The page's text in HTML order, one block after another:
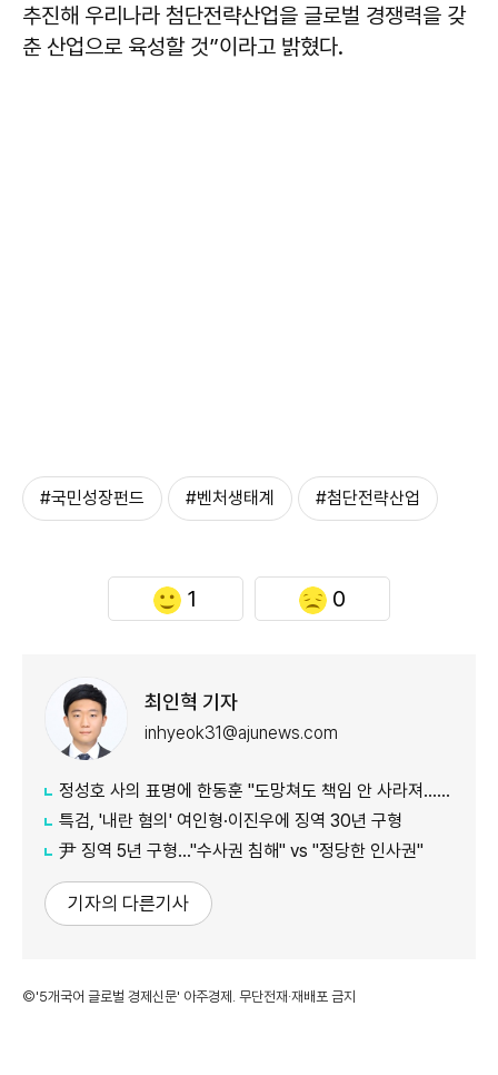
추진해 우리나라 첨단전략산업을 글로벌 경쟁력을 갖
춘 산업으로 육성할 것”이라고 밝혔다.
#국민성장펀드 #벤처생태계 #첨단전략산업
1 0
최인혁 기자
inhyeok31@ajunews.com
정성호 사의 표명에 한동훈 "도망쳐도 책임 안 사라져…지금이라도 막아야"
특검, '내란 혐의' 여인형·이진우에 징역 30년 구형
尹 징역 5년 구형…"수사권 침해" vs "정당한 인사권"
기자의 다른기사
©'5개국어 글로벌 경제신문' 아주경제. 무단전재·재배포 금지